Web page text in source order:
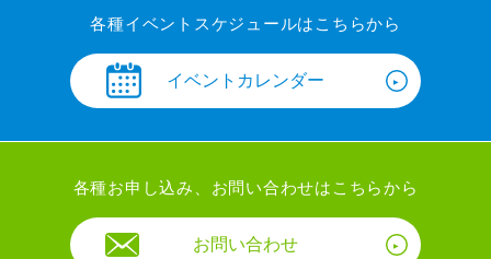
各種イベントスケジュールはこちらから
イベントカレンダー
各種お申し込み、お問い合わせはこちらから
お問い合わせ